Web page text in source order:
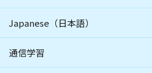
Japanese（日本語）
通信学習